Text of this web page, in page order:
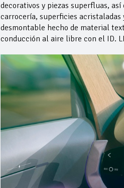
decorativos y piezas superfluas,
carrocería, superficies
desmontable hecho de material
conducción al aire libre con el ID.